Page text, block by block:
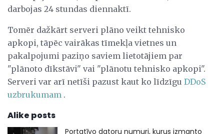
darbojas 24 stundas diennaktī.
Tomēr dažkārt serveri plāno veikt tehnisko
apkopi, tāpēc vairākas tīmekļa vietnes un
pakalpojumi paziņo saviem lietotājiem par
"plānoto dīkstāvi" vai "plānotu tehnisko apkopi".
Serveri var arī netīši pazust kaut ko līdzīgu DDoS
uzbrukumam .
Alike posts
Portatīvo datoru numuri, kurus izmanto